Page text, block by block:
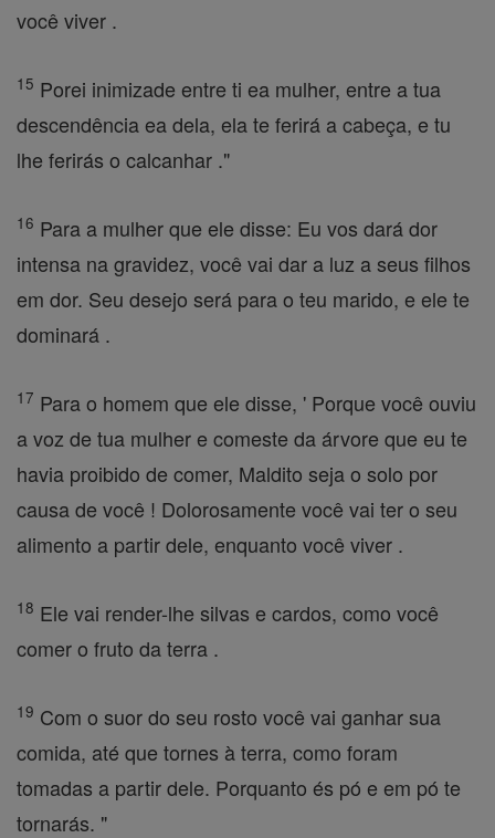
você viver .
15 Porei inimizade entre ti ea mulher, entre a tua
descendência ea dela, ela te ferirá a cabeça, e tu
lhe ferirás o calcanhar ."
16 Para a mulher que ele disse: Eu vos dará dor
intensa na gravidez, você vai dar a luz a seus filhos
em dor. Seu desejo será para o teu marido, e ele te
dominará .
17 Para o homem que ele disse, ' Porque você ouviu
a voz de tua mulher e comeste da árvore que eu te
havia proibido de comer, Maldito seja o solo por
causa de você ! Dolorosamente você vai ter o seu
alimento a partir dele, enquanto você viver .
18 Ele vai render-lhe silvas e cardos, como você
comer o fruto da terra .
19 Com o suor do seu rosto você vai ganhar sua
comida, até que tornes à terra, como foram
tomadas a partir dele. Porquanto és pó e em pó te
tornarás. "